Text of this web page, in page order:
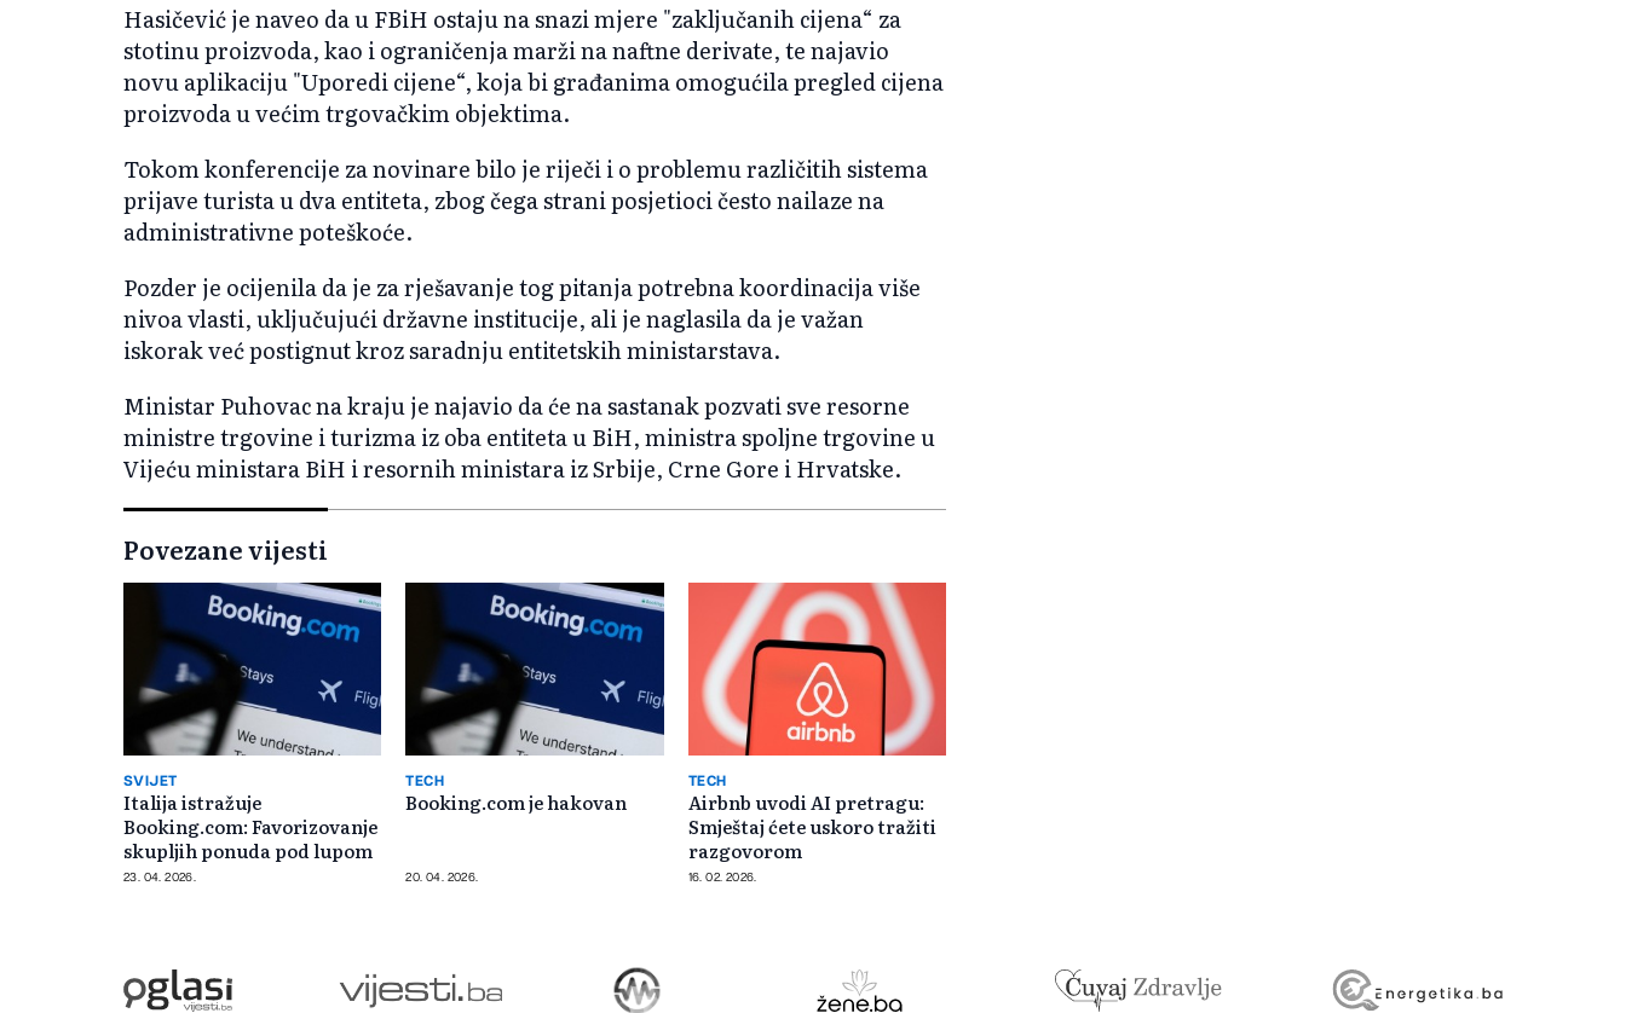
Hasičević je naveo da u FBiH ostaju na snazi mjere "zaključanih cijena“ za
stotinu proizvoda, kao i ograničenja marži na naftne derivate, te najavio
novu aplikaciju "Uporedi cijene“, koja bi građanima omogućila pregled cijena
proizvoda u većim trgovačkim objektima.
Tokom konferencije za novinare bilo je riječi i o problemu različitih sistema
prijave turista u dva entiteta, zbog čega strani posjetioci često nailaze na
administrativne poteškoće.
Pozder je ocijenila da je za rješavanje tog pitanja potrebna koordinacija više
nivoa vlasti, uključujući državne institucije, ali je naglasila da je važan
iskorak već postignut kroz saradnju entitetskih ministarstava.
Ministar Puhovac na kraju je najavio da će na sastanak pozvati sve resorne
ministre trgovine i turizma iz oba entiteta u BiH, ministra spoljne trgovine u
Vijeću ministara BiH i resornih ministara iz Srbije, Crne Gore i Hrvatske.
Povezane vijesti
SVIJET
Italija istražuje
Booking.com: Favorizovanje
skupljih ponuda pod lupom
23. 04. 2026.
TECH
Booking.com je hakovan
20. 04. 2026.
TECH
Airbnb uvodi AI pretragu:
Smještaj ćete uskoro tražiti
razgovorom
16. 02. 2026.